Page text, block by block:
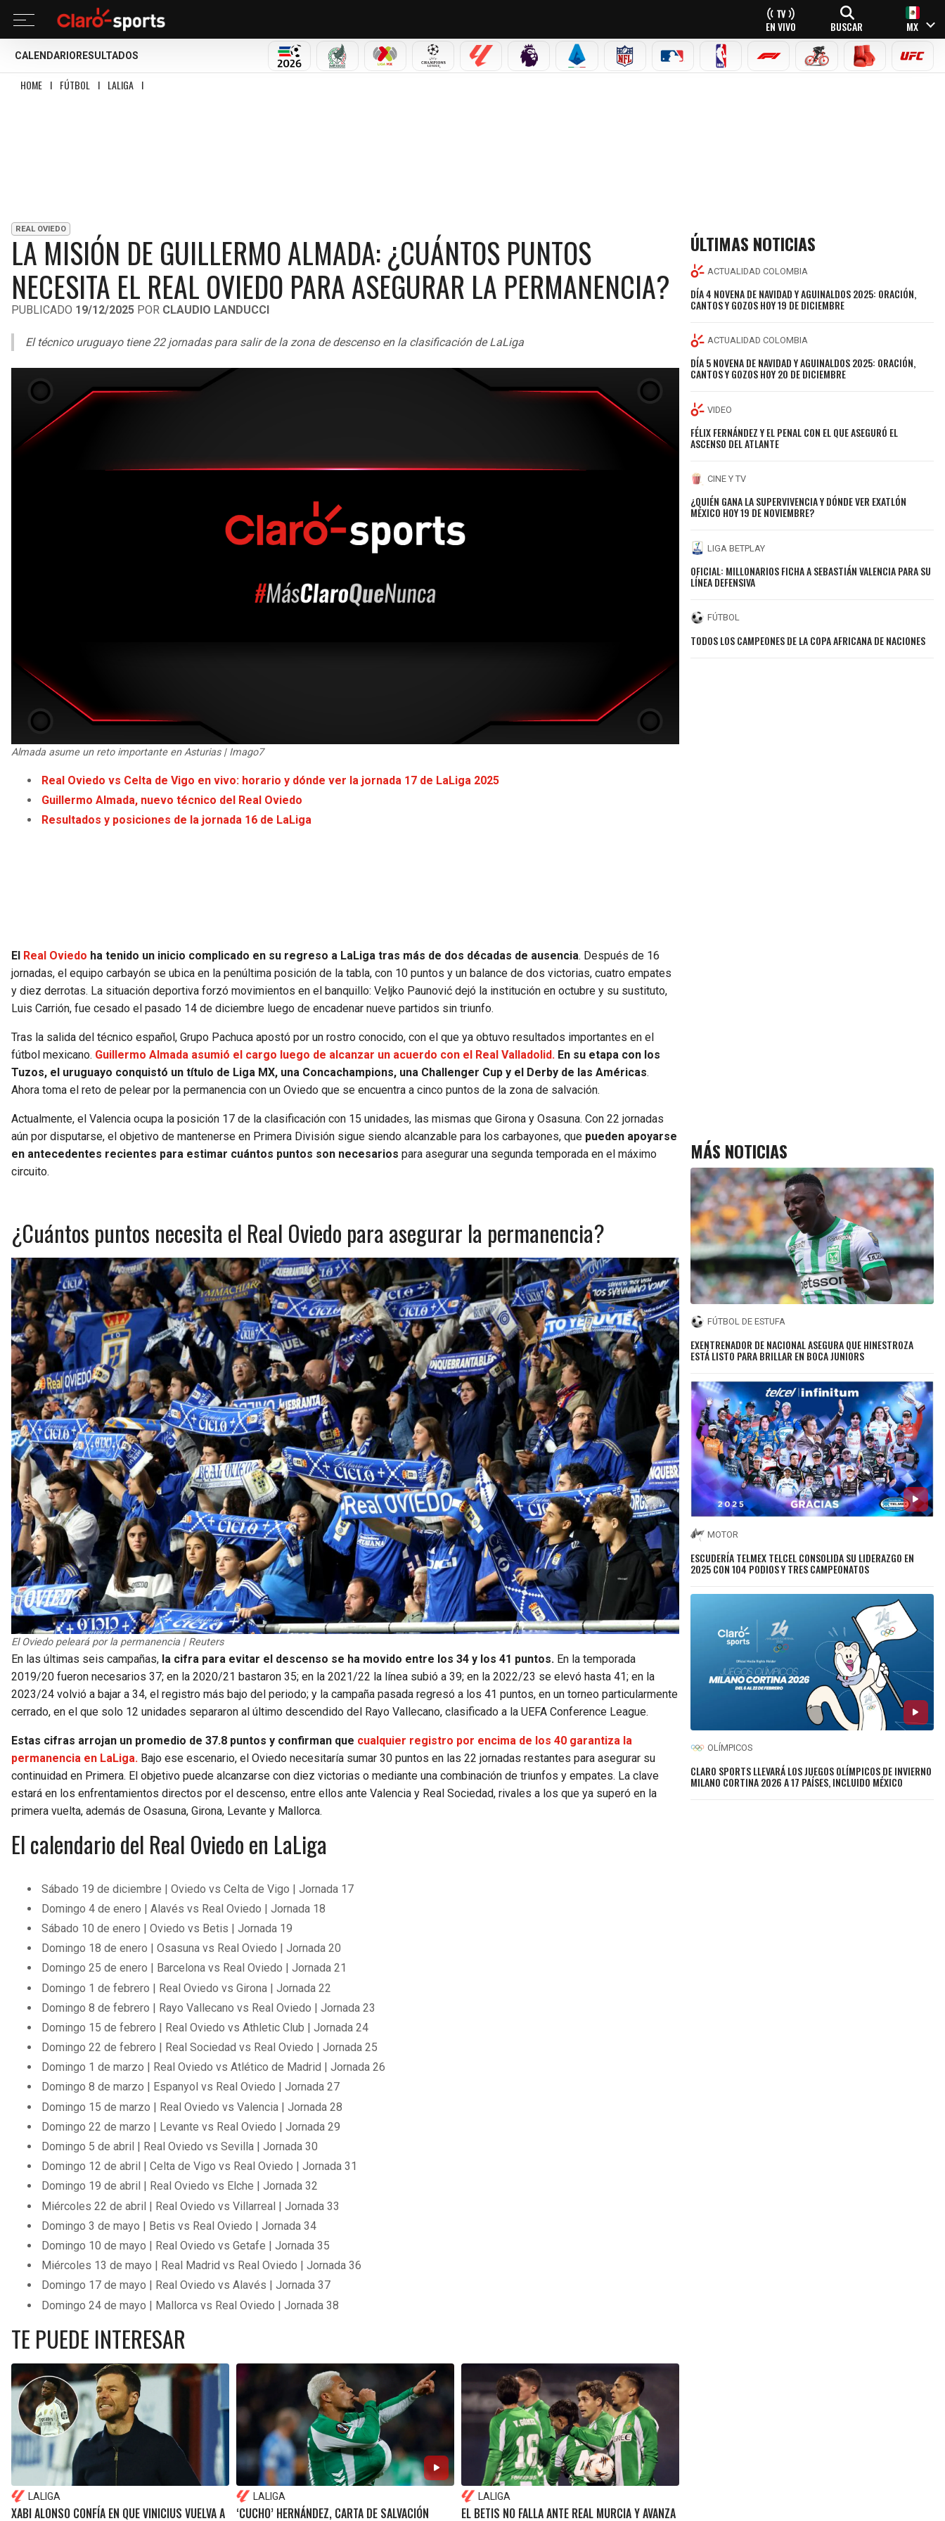
EN VIVO BUSCAR MX
CALENDARIO RESULTADOS
MUNDIAL 2026SELECCIÓN MEXICANA
LIGA MX CHAMPIONS LEAGUE
LALIGA PREMIER LEAGUE
SERIE A NFL MLB NBA FÓRMULA 1CICLISMOBOXEO UFC
HOME I FÚTBOL I LALIGA I
REAL OVIEDO
LA MISIÓN DE GUILLERMO ALMADA: ¿CUÁNTOS PUNTOS
NECESITA EL REAL OVIEDO PARA ASEGURAR LA PERMANENCIA?
PUBLICADO 19/12/2025 POR CLAUDIO LANDUCCI
El técnico uruguayo tiene 22 jornadas para salir de la zona de descenso en la clasificación de LaLiga
Almada asume un reto importante en Asturias | Imago7
Real Oviedo vs Celta de Vigo en vivo: horario y dónde ver la jornada 17 de LaLiga 2025
Guillermo Almada, nuevo técnico del Real Oviedo
Resultados y posiciones de la jornada 16 de LaLiga
El Real Oviedo ha tenido un inicio complicado en su regreso a LaLiga tras más de dos décadas de ausencia. Después de 16
jornadas, el equipo carbayón se ubica en la penúltima posición de la tabla, con 10 puntos y un balance de dos victorias, cuatro empates
y diez derrotas. La situación deportiva forzó movimientos en el banquillo: Veljko Paunović dejó la institución en octubre y su sustituto,
Luis Carrión, fue cesado el pasado 14 de diciembre luego de encadenar nueve partidos sin triunfo.
Tras la salida del técnico español, Grupo Pachuca apostó por un rostro conocido, con el que ya obtuvo resultados importantes en el
fútbol mexicano. Guillermo Almada asumió el cargo luego de alcanzar un acuerdo con el Real Valladolid. En su etapa con los
Tuzos, el uruguayo conquistó un título de Liga MX, una Concachampions, una Challenger Cup y el Derby de las Américas.
Ahora toma el reto de pelear por la permanencia con un Oviedo que se encuentra a cinco puntos de la zona de salvación.
Actualmente, el Valencia ocupa la posición 17 de la clasificación con 15 unidades, las mismas que Girona y Osasuna. Con 22 jornadas
aún por disputarse, el objetivo de mantenerse en Primera División sigue siendo alcanzable para los carbayones, que pueden apoyarse
en antecedentes recientes para estimar cuántos puntos son necesarios para asegurar una segunda temporada en el máximo
circuito.
¿Cuántos puntos necesita el Real Oviedo para asegurar la permanencia?
El Oviedo peleará por la permanencia | Reuters
En las últimas seis campañas, la cifra para evitar el descenso se ha movido entre los 34 y los 41 puntos. En la temporada
2019/20 fueron necesarios 37; en la 2020/21 bastaron 35; en la 2021/22 la línea subió a 39; en la 2022/23 se elevó hasta 41; en la
2023/24 volvió a bajar a 34, el registro más bajo del periodo; y la campaña pasada regresó a los 41 puntos, en un torneo particularmente
cerrado, en el que solo 12 unidades separaron al último descendido del Rayo Vallecano, clasificado a la UEFA Conference League.
Estas cifras arrojan un promedio de 37.8 puntos y confirman que cualquier registro por encima de los 40 garantiza la
permanencia en LaLiga. Bajo ese escenario, el Oviedo necesitaría sumar 30 puntos en las 22 jornadas restantes para asegurar su
continuidad en Primera. El objetivo puede alcanzarse con diez victorias o mediante una combinación de triunfos y empates. La clave
estará en los enfrentamientos directos por el descenso, entre ellos ante Valencia y Real Sociedad, rivales a los que ya superó en la
primera vuelta, además de Osasuna, Girona, Levante y Mallorca.
El calendario del Real Oviedo en LaLiga
Sábado 19 de diciembre | Oviedo vs Celta de Vigo | Jornada 17
Domingo 4 de enero | Alavés vs Real Oviedo | Jornada 18
Sábado 10 de enero | Oviedo vs Betis | Jornada 19
Domingo 18 de enero | Osasuna vs Real Oviedo | Jornada 20
Domingo 25 de enero | Barcelona vs Real Oviedo | Jornada 21
Domingo 1 de febrero | Real Oviedo vs Girona | Jornada 22
Domingo 8 de febrero | Rayo Vallecano vs Real Oviedo | Jornada 23
Domingo 15 de febrero | Real Oviedo vs Athletic Club | Jornada 24
Domingo 22 de febrero | Real Sociedad vs Real Oviedo | Jornada 25
Domingo 1 de marzo | Real Oviedo vs Atlético de Madrid | Jornada 26
Domingo 8 de marzo | Espanyol vs Real Oviedo | Jornada 27
Domingo 15 de marzo | Real Oviedo vs Valencia | Jornada 28
Domingo 22 de marzo | Levante vs Real Oviedo | Jornada 29
Domingo 5 de abril | Real Oviedo vs Sevilla | Jornada 30
Domingo 12 de abril | Celta de Vigo vs Real Oviedo | Jornada 31
Domingo 19 de abril | Real Oviedo vs Elche | Jornada 32
Miércoles 22 de abril | Real Oviedo vs Villarreal | Jornada 33
Domingo 3 de mayo | Betis vs Real Oviedo | Jornada 34
Domingo 10 de mayo | Real Oviedo vs Getafe | Jornada 35
Miércoles 13 de mayo | Real Madrid vs Real Oviedo | Jornada 36
Domingo 17 de mayo | Real Oviedo vs Alavés | Jornada 37
Domingo 24 de mayo | Mallorca vs Real Oviedo | Jornada 38
TE PUEDE INTERESAR
LALIGA
XABI ALONSO CONFÍA EN QUE VINICIUS VUELVA A
LALIGA
‘CUCHO’ HERNÁNDEZ, CARTA DE SALVACIÓN
LALIGA
EL BETIS NO FALLA ANTE REAL MURCIA Y AVANZA
ÚLTIMAS NOTICIAS
ACTUALIDAD COLOMBIA
DÍA 4 NOVENA DE NAVIDAD Y AGUINALDOS 2025: ORACIÓN,
CANTOS Y GOZOS HOY 19 DE DICIEMBRE
ACTUALIDAD COLOMBIA
DÍA 5 NOVENA DE NAVIDAD Y AGUINALDOS 2025: ORACIÓN,
CANTOS Y GOZOS HOY 20 DE DICIEMBRE
VIDEO
FÉLIX FERNÁNDEZ Y EL PENAL CON EL QUE ASEGURÓ EL
ASCENSO DEL ATLANTE
CINE Y TV
¿QUIÉN GANA LA SUPERVIVENCIA Y DÓNDE VER EXATLÓN
MÉXICO HOY 19 DE NOVIEMBRE?
LIGA BETPLAY
OFICIAL: MILLONARIOS FICHA A SEBASTIÁN VALENCIA PARA SU
LÍNEA DEFENSIVA
FÚTBOL
TODOS LOS CAMPEONES DE LA COPA AFRICANA DE NACIONES
MÁS NOTICIAS
FÚTBOL DE ESTUFA
EXENTRENADOR DE NACIONAL ASEGURA QUE HINESTROZA
ESTÁ LISTO PARA BRILLAR EN BOCA JUNIORS
MOTOR
ESCUDERÍA TELMEX TELCEL CONSOLIDA SU LIDERAZGO EN
2025 CON 104 PODIOS Y TRES CAMPEONATOS
OLÍMPICOS
CLARO SPORTS LLEVARÁ LOS JUEGOS OLÍMPICOS DE INVIERNO
MILANO CORTINA 2026 A 17 PAÍSES, INCLUIDO MÉXICO